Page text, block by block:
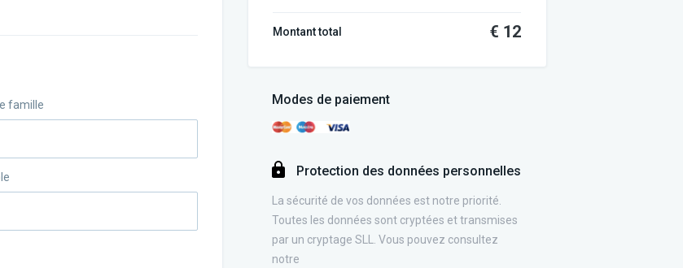
famille
Montant total € 12
Modes de paiement
Protection des données personnelles
La sécurité de vos données est notre priorité.
Toutes les données sont cryptées et transmises
par un cryptage SLL. Vous pouvez consultez
notre